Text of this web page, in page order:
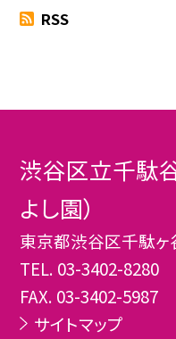
RSS
渋谷区立千駄
よし園）
東京都渋谷区千駄
TEL. 03-3402-8280
FAX. 03-3402-5987
サイトマップ